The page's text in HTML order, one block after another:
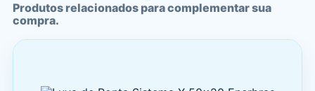
Produtos relacionados para complementar sua
compra.